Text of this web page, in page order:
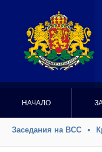
НАЧАЛО
Заседания на ВСС